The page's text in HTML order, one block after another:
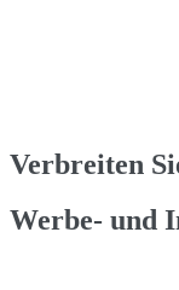
Verbreiten
Werbe- und